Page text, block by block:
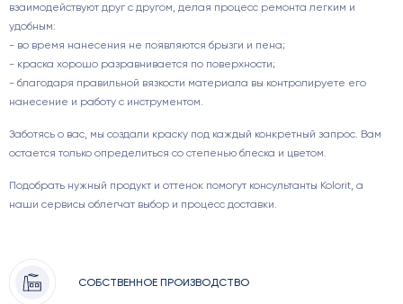
взаимодействуют друг с другом, делая процесс ремонта легким и
удобным:
- во время нанесения не появляются брызги и пена;
- краска хорошо разравнивается по поверхности;
- благодаря правильной вязкости материала вы контролируете его
нанесение и работу с инструментом.
Заботясь о вас, мы создали краску под каждый конкретный запрос. Вам
остается только определиться со степенью блеска и цветом.
Подобрать нужный продукт и оттенок помогут консультанты Kolorit, а
наши сервисы облегчат выбор и процесс доставки.
СОБСТВЕННОЕ ПРОИЗВОДСТВО